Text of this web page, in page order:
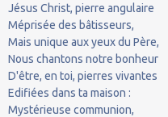
Jésus Christ, pierre angulaire
Méprisée des bâtisseurs,
Mais unique aux yeux du Père,
Nous chantons notre bonheur
D'être, en toi, pierres vivantes
Edifiées dans ta maison :
Mystérieuse communion,